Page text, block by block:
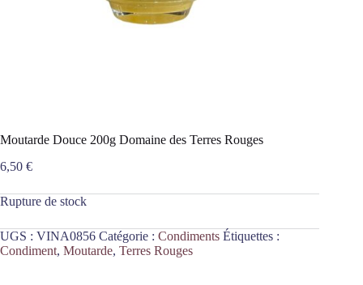
Moutarde Douce 200g Domaine des Terres Rouges
6,50 €
Rupture de stock
UGS : VINA0856 Catégorie : Condiments Étiquettes :
Condiment, Moutarde, Terres Rouges